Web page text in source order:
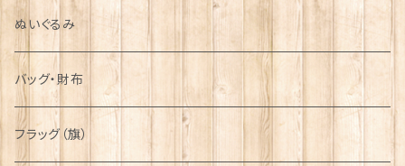
ぬいぐるみ
バッグ・財布
フラッグ（旗）